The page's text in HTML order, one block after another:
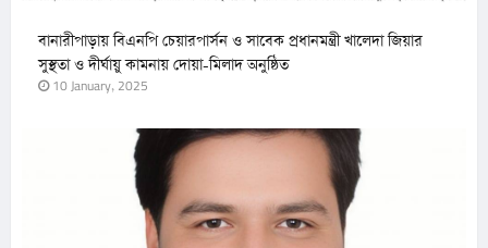
বানারীপাড়ায় বিএনপি চেয়ারপার্সন ও সাবেক প্রধানমন্ত্রী খালেদা জিয়ার
সুস্থতা ও দীর্ঘায়ু কামনায় দোয়া-মিলাদ অনুষ্ঠিত
10 January, 2025